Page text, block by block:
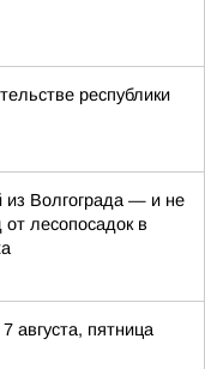
республики
Волгограда — и не
от лесопосадок в
августа, пятница